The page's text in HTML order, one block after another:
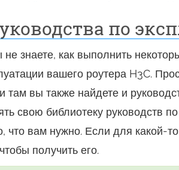
по
знаете, как выполнить
вашего роутера H3C.
там вы также найдете и
свою библиотеку руководств
что вам нужно. Если для какой-
получить его.